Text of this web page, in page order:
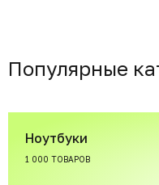
Популярные
Ноутбуки
1 000 ТОВАРОВ